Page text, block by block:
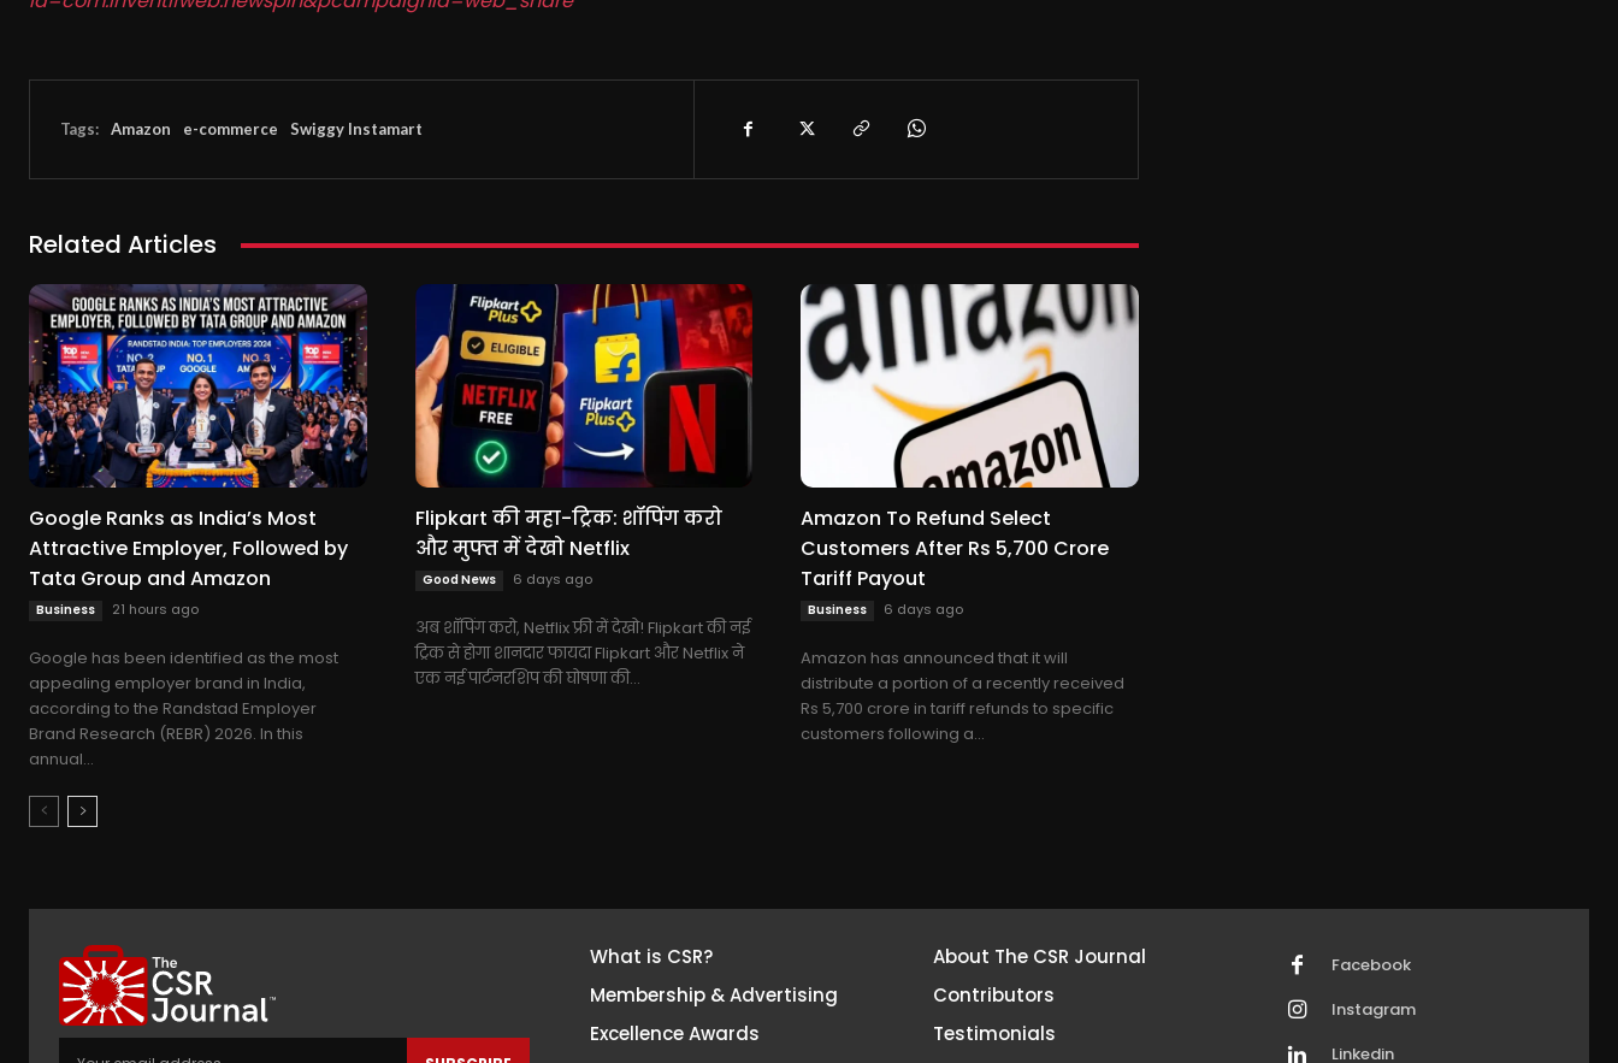
Tags: Amazon e-commerce Swiggy Instamart
Related Articles
Google Ranks as India’s Most
Attractive Employer, Followed by
Tata Group and Amazon
Business 21 hours ago
Google has been identified as the most
appealing employer brand in India,
according to the Randstad Employer
Brand Research (REBR) 2026. In this
annual...
Flipkart की महा-ट्रिक: शॉपिंग करो
और मुफ्त में देखो Netflix
Good News 6 days ago
अब शॉपिंग करो, Netflix फ्री में देखो! Flipkart की नई
ट्रिक से होगा शानदार फायदा Flipkart और Netflix ने
एक नई पार्टनरशिप की घोषणा की...
Amazon To Refund Select
Customers After Rs 5,700 Crore
Tariff Payout
Business 6 days ago
Amazon has announced that it will
distribute a portion of a recently received
Rs 5,700 crore in tariff refunds to specific
customers following a...
What is CSR?
Membership & Advertising
Excellence Awards
About The CSR Journal
Contributors
Testimonials
Facebook
Instagram
Linkedin